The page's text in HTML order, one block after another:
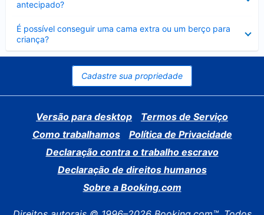
antecipado?
É possível conseguir uma cama extra ou um berço para
criança?
Contraído
Cadastre sua propriedade
Versão para desktop
Termos de Serviço
Como trabalhamos
Política de Privacidade
Declaração contra o trabalho escravo
Declaração de direitos humanos
Sobre a Booking.com